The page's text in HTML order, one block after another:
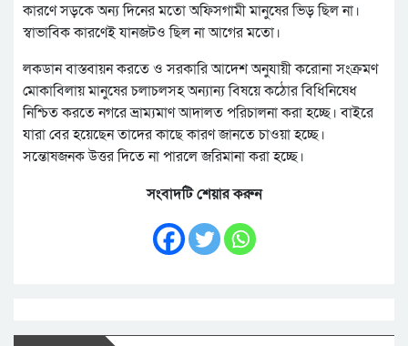
কারণে সড়কে অন্য দিনের মতো অফিসগামী মানুষের ভিড় ছিল না।
স্বাভাবিক কারণেই যানজটও ছিল না আগের মতো।
লকডান বাস্তবায়ন করতে ও সরকারি আদেশ অনুযায়ী করোনা সংক্রমণ
মোকাবিলায় মানুষের চলাচলসহ অন্যান্য বিষয়ে কঠোর বিধিনিষেধ
নিশ্চিত করতে নগরে ভ্রাম্যমাণ আদালত পরিচালনা করা হচ্ছে। বাইরে
যারা বের হয়েছেন তাদের কাছে কারণ জানতে চাওয়া হচ্ছে।
সন্তোষজনক উত্তর দিতে না পারলে জরিমানা করা হচ্ছে।
সংবাদটি শেয়ার করুন